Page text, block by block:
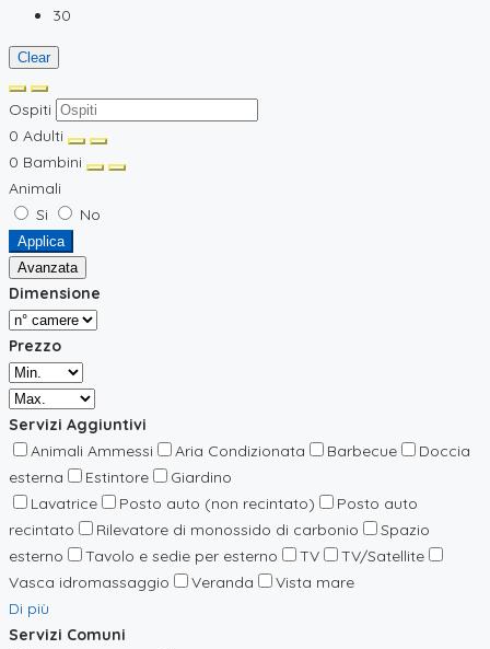
30
Clear
Ospiti
0 Adulti
0 Bambini
Animali
Si
No
Applica
Avanzata
Dimensione
Prezzo
Servizi Aggiuntivi
Animali Ammessi
Aria Condizionata Barbecue
Doccia
esterna
Estintore
Giardino
Lavatrice
Posto auto (non recintato)
Posto auto
recintato
Rilevatore di monossido di carbonio
Spazio
esterno
Tavolo e sedie per esterno TV
TV/Satellite
Vasca idromassaggio
Veranda
Vista mare
Di più
Servizi Comuni